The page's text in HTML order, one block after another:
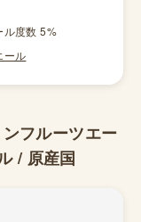
ル度数 5%
ール
フルーツエー
/ 原産国